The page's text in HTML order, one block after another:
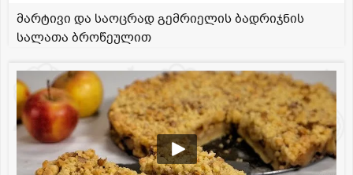
მარტივი და საოცრად გემრიელის ბადრიჯნის
სალათა ბროწეულით